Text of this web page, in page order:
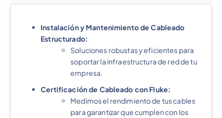
Instalación y Mantenimiento de Cableado
Estructurado:
Soluciones robustas y eficientes para
soportar la infraestructura de red de tu
empresa.
Certificación de Cableado con Fluke:
Medimos el rendimiento de tus cables
para garantizar que cumplen con los